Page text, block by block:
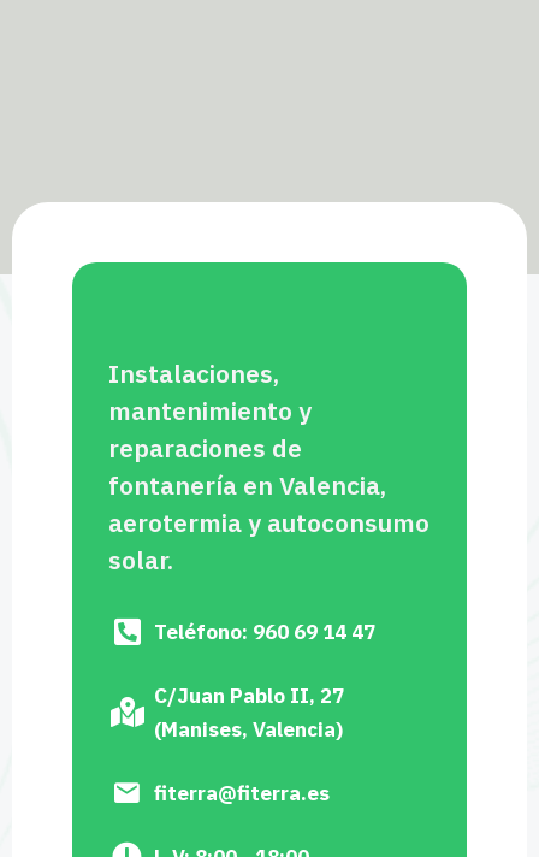
Instalaciones,
mantenimiento y
reparaciones de
fontanería en Valencia,
aerotermia y autoconsumo
solar.
Teléfono: 960 69 14 47
C/Juan Pablo II, 27
(Manises, Valencia)
fiterra@fiterra.es